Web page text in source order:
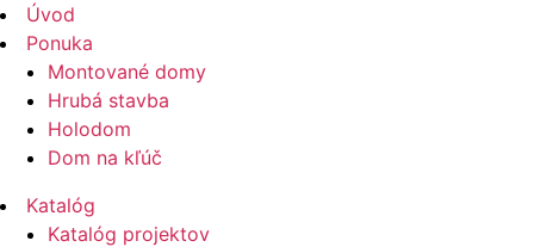
Úvod
Ponuka
Montované domy
Hrubá stavba
Holodom
Dom na kľúč
Katalóg
Katalóg projektov